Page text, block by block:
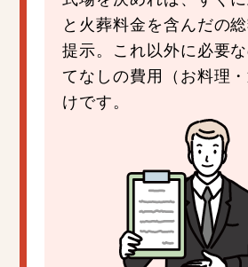
と火葬料金を含んだの
提示。これ以外に必要
てなしの費用（お料理
けです。